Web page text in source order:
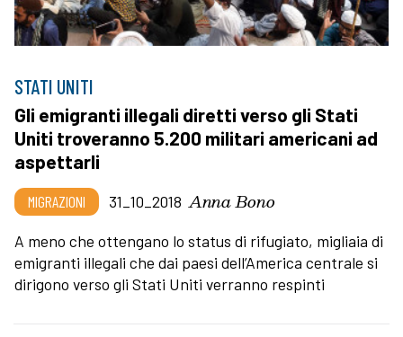
STATI UNITI
Gli emigranti illegali diretti verso gli Stati
Uniti troveranno 5.200 militari americani ad
aspettarli
MIGRAZIONI 31_10_2018 Anna Bono
A meno che ottengano lo status di rifugiato, migliaia di
emigranti illegali che dai paesi dell’America centrale si
dirigono verso gli Stati Uniti verranno respinti